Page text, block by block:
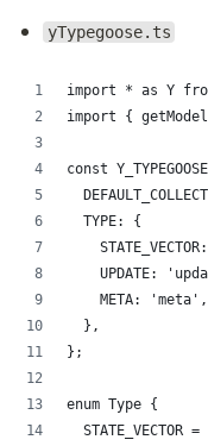
yTypegoose.ts
import * as Y
import {
const
	TYPE: {
UPDATE:
		META: 'meta',
	},
};
enum Type {
STATE_VECTOR =